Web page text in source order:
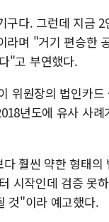
구다. 그런데 지금
라며 "거기 편승한
"고 부연했다.
위원장의 법인카
년도에 유사 사
훨씬 약한 형태
시작인데 검증 못
것"이라 예고했다.